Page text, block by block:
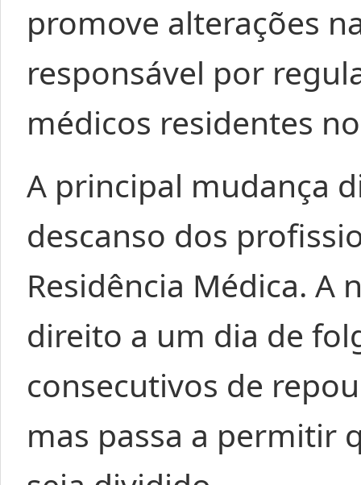
promove alterações
responsável por
médicos residentes
A principal mudança
descanso dos
Residência Médica. A
direito a um dia de
consecutivos de
mas passa a permitir